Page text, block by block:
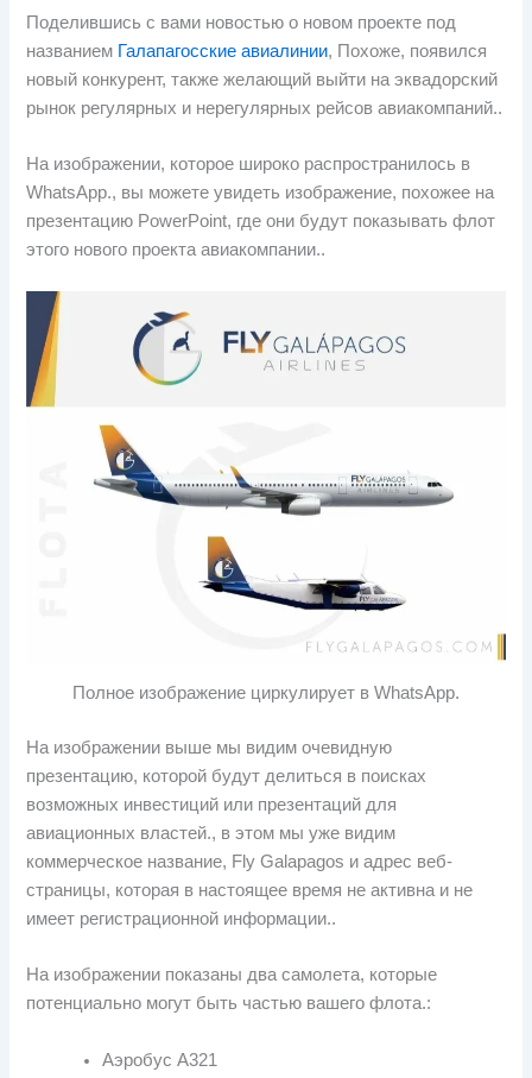
Поделившись с вами новостью о новом проекте под
названием Галапагосские авиалинии, Похоже, появился
новый конкурент, также желающий выйти на эквадорский
рынок регулярных и нерегулярных рейсов авиакомпаний..
На изображении, которое широко распространилось в
WhatsApp., вы можете увидеть изображение, похожее на
презентацию PowerPoint, где они будут показывать флот
этого нового проекта авиакомпании..
Полное изображение циркулирует в WhatsApp.
На изображении выше мы видим очевидную
презентацию, которой будут делиться в поисках
возможных инвестиций или презентаций для
авиационных властей., в этом мы уже видим
коммерческое название, Fly Galapagos и адрес веб-
страницы, которая в настоящее время не активна и не
имеет регистрационной информации..
На изображении показаны два самолета, которые
потенциально могут быть частью вашего флота.:
Аэробус А321